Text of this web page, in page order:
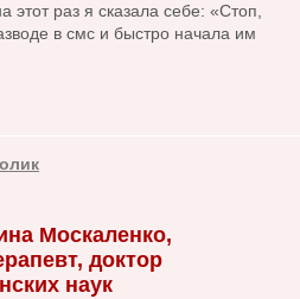
этот раз я сказала себе: «Стоп,
в смс и быстро начала им
Москаленко,
доктор
наук